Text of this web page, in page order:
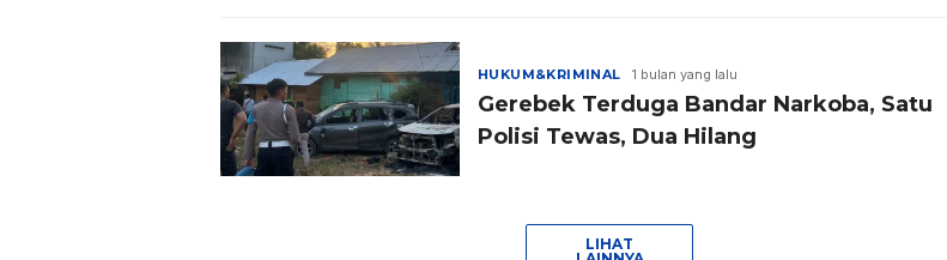
HUKUM&KRIMINAL 1 bulan yang lalu
Gerebek Terduga Bandar Narkoba, Satu
Polisi Tewas, Dua Hilang
LIHAT